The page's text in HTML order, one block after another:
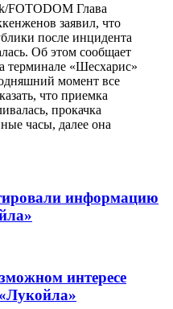
FOTODOM Глава
заявил, что
после инцидента
Об этом сообщает
терминале «Шесхарис»
момент все
что приемка
прокачка
часы, далее она
информацию
интересе